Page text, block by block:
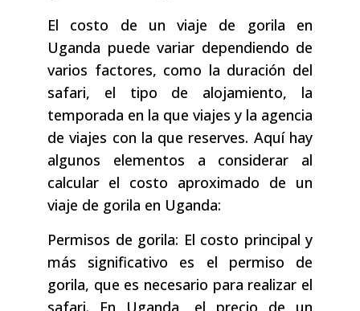
El costo de un viaje de gorila en
Uganda puede variar dependiendo de
varios factores, como la duración del
safari, el tipo de alojamiento, la
temporada en la que viajes y la agencia
de viajes con la que reserves. Aquí hay
algunos elementos a considerar al
calcular el costo aproximado de un
viaje de gorila en Uganda:
Permisos de gorila: El costo principal y
más significativo es el permiso de
gorila, que es necesario para realizar el
safari. En Uganda, el precio de un